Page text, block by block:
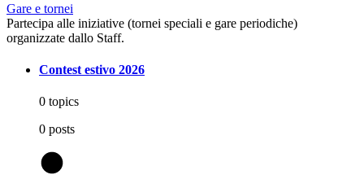
Gare e tornei
Partecipa alle iniziative (tornei speciali e gare periodiche)
organizzate dallo Staff.
Contest estivo 2026
0 topics
0 posts